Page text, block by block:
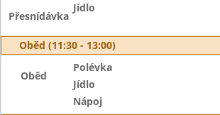
Přesnídávka
Jídlo
Oběd (11:30 - 13:00)
Oběd
Polévka
Jídlo
Nápoj